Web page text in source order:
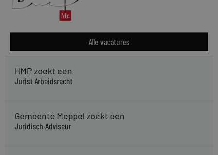
Alle vacatures
HMP zoekt een
Jurist Arbeidsrecht
Gemeente Meppel zoekt een
Juridisch Adviseur